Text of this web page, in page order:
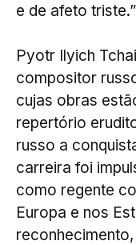
e de afeto triste.”
Pyotr Ilyich
compositor
cujas obras
repertório
russo a
carreira foi
como regente
Europa e nos